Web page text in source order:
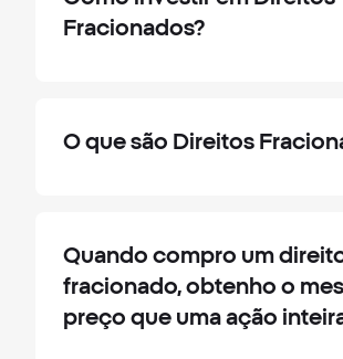
Fracionados?
O que são Direitos
Quando compro um
fracionado, obtenho o
preço que uma ação